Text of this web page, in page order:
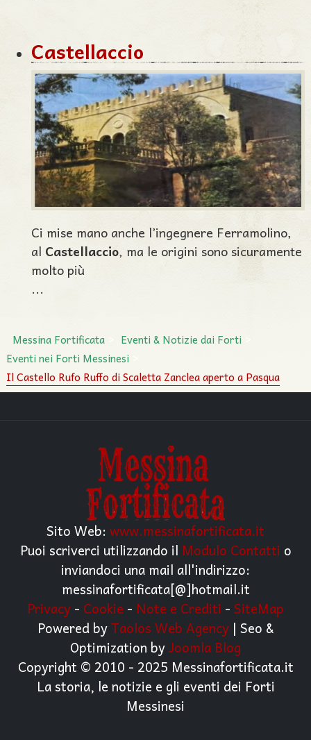
Castellaccio
Ci mise mano anche l’ingegnere Ferramolino,
al Castellaccio, ma le origini sono sicuramente
molto più
...
Messina Fortificata
Eventi & Notizie dai Forti
Eventi nei Forti Messinesi
Il Castello Rufo Ruffo di Scaletta Zanclea aperto a Pasqua
Sito Web: www.messinafortificata.it
Puoi scriverci utilizzando il Modulo Contatti o
inviandoci una mail all'indirizzo:
messinafortificata[@]hotmail.it
Privacy - Cookie - Note e Crediti - SiteMap
Powered byTaolos Web Agency| Seo &
Optimization byJoomla Blog
Copyright © 2010 - 2025 Messinafortificata.it
La storia, le notizie e gli eventi dei Forti
Messinesi